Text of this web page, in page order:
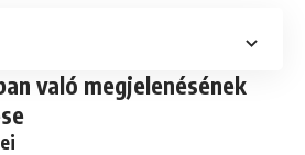
való megjelenésének